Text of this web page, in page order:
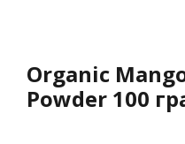
Organic
Powder 100